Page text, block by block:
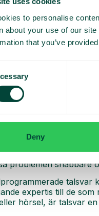
to personalise
about your use of our
that you’ve
Deny
litet företag eller en
att ditt företag tar
IVR kan
har svar som kan
kunderna. Enligt
kundtjänst att
är inte bara bra för
behöver prata
problemen snabbare
expertis till de
hörsel, är talsvar